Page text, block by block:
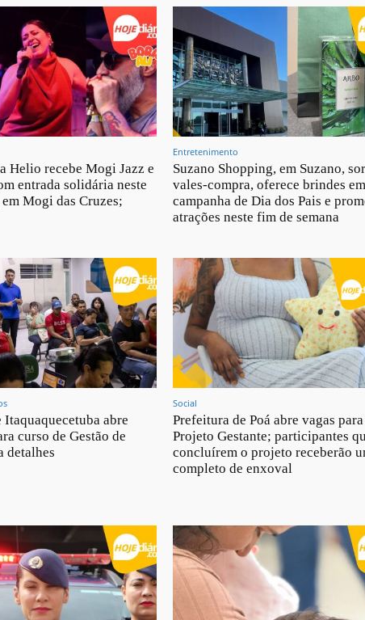
Helio recebe Mogi Jazz e
entrada solidária neste
Mogi das Cruzes;
Entretenimento
Suzano Shopping, em Suzano,
vales-compra, oferece brindes em
campanha de Dia dos Pais e
atrações neste fim de semana
Itaquaquecetuba abre
curso de Gestão de
detalhes
Social
Prefeitura de Poá abre vagas para
Projeto Gestante; participantes
concluírem o projeto receberão
completo de enxoval